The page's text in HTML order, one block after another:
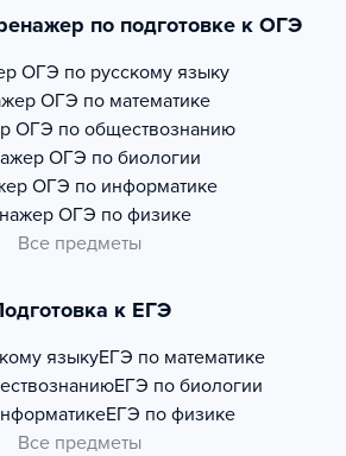
по подготовке к ОГЭ
ОГЭ по русскому языку
ОГЭ по математике
ОГЭ по обществознанию
ОГЭ по биологии
ОГЭ по информатике
ОГЭ по физике
Все предметы
к ЕГЭ
языкуЕГЭ по математике
ЕГЭ по биологии
ЕГЭ по физике
Все предметы